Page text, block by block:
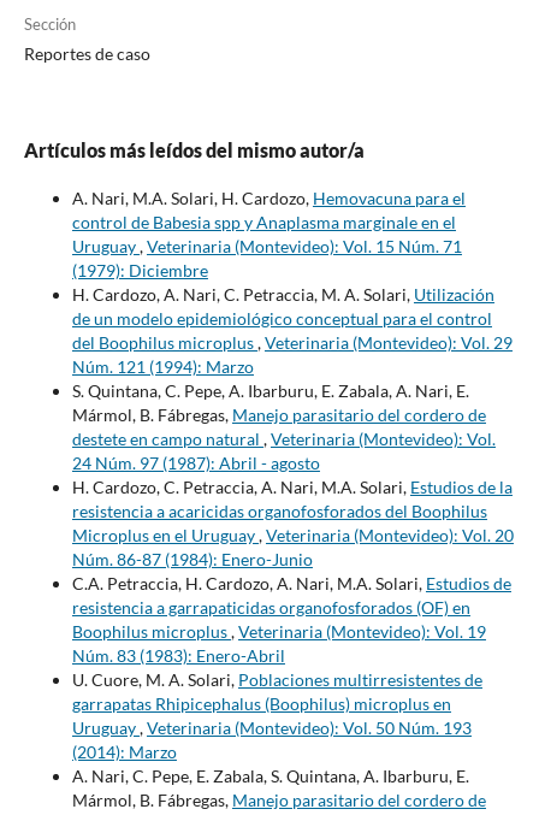
Sección
Reportes de caso
Artículos más leídos del mismo autor/a
A. Nari, M.A. Solari, H. Cardozo, Hemovacuna para el
control de Babesia spp y Anaplasma marginale en el
Uruguay,Veterinaria (Montevideo): Vol. 15 Núm. 71
(1979): Diciembre
H. Cardozo, A. Nari, C. Petraccia, M. A. Solari, Utilización
de un modelo epidemiológico conceptual para el control
del Boophilus microplus,Veterinaria (Montevideo): Vol. 29
Núm. 121 (1994): Marzo
S. Quintana, C. Pepe, A. Ibarburu, E. Zabala, A. Nari, E.
Mármol, B. Fábregas, Manejo parasitario del cordero de
destete en campo natural ,Veterinaria (Montevideo): Vol.
24 Núm. 97 (1987): Abril - agosto
H. Cardozo, C. Petraccia, A. Nari, M.A. Solari, Estudios de la
resistencia a acaricidas organofosforados del Boophilus
Microplus en el Uruguay,Veterinaria (Montevideo): Vol. 20
Núm. 86-87 (1984): Enero-Junio
C.A. Petraccia, H. Cardozo, A. Nari, M.A. Solari, Estudios de
resistencia a garrapaticidas organofosforados (OF) en
Boophilus microplus,Veterinaria (Montevideo): Vol. 19
Núm. 83 (1983): Enero-Abril
U. Cuore, M. A. Solari, Poblaciones multirresistentes de
garrapatas Rhipicephalus (Boophilus) microplus en
Uruguay,Veterinaria (Montevideo): Vol. 50 Núm. 193
(2014): Marzo
A. Nari, C. Pepe, E. Zabala, S. Quintana, A. Ibarburu, E.
Mármol, B. Fábregas, Manejo parasitario del cordero de